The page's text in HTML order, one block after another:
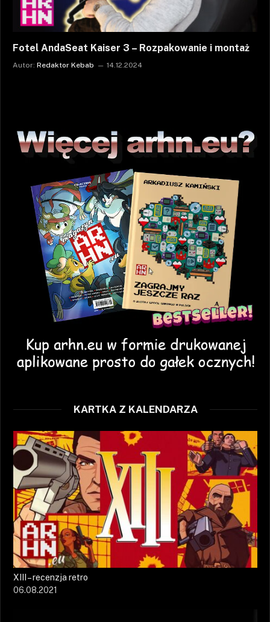
Fotel AndaSeat Kaiser 3 – Rozpakowanie i montaż
Autor: Redaktor Kebab 14.12.2024
KARTKA Z KALENDARZA
XIII – recenzja retro
06.08.2021